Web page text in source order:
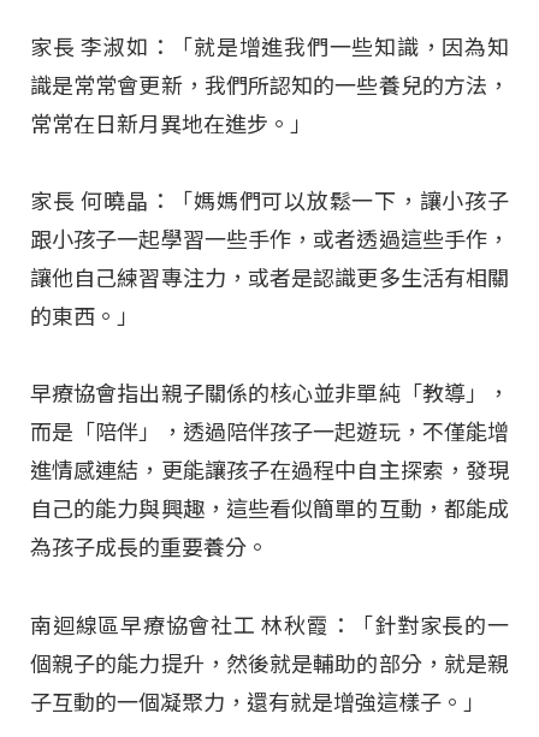
家長 李淑如：「就是增進我們一些知識，因為知
識是常常會更新，我們所認知的一些養兒的方法，
常常在日新月異地在進步。」
家長 何曉晶：「媽媽們可以放鬆一下，讓小孩子
跟小孩子一起學習一些手作，或者透過這些手作，
讓他自己練習專注力，或者是認識更多生活有相關
的東西。」
早療協會指出親子關係的核心並非單純「教導」，
而是「陪伴」，透過陪伴孩子一起遊玩，不僅能增
進情感連結，更能讓孩子在過程中自主探索，發現
自己的能力與興趣，這些看似簡單的互動，都能成
為孩子成長的重要養分。
南迴線區早療協會社工 林秋霞：「針對家長的一
個親子的能力提升，然後就是輔助的部分，就是親
子互動的一個凝聚力，還有就是增強這樣子。」